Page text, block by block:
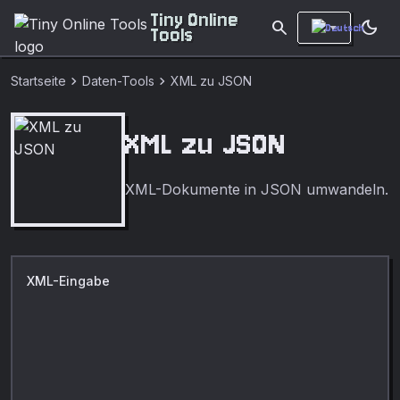
Tiny Online
Tools search dark_mode
Startseite chevron_right Daten-Tools chevron_right XML zu JSON
XML zu JSON
XML-Dokumente in JSON umwandeln.
XML-Eingabe